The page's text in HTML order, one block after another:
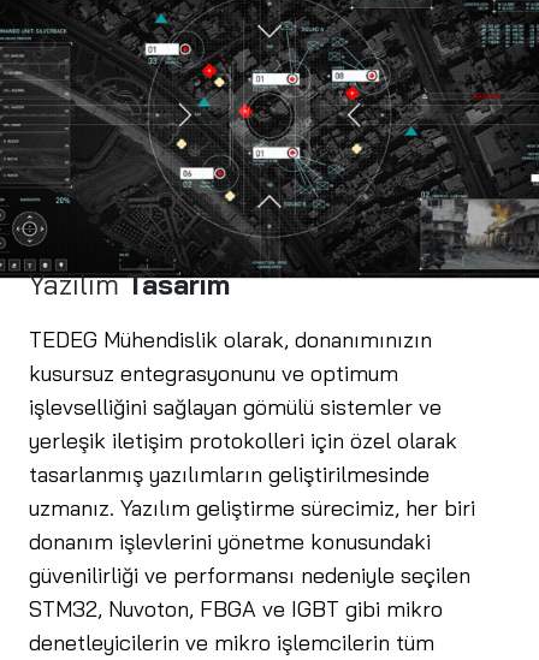
YazılımTasarım
TEDEG Mühendislik olarak, donanımınızın
kusursuz entegrasyonunu ve optimum
işlevselliğini sağlayan gömülü sistemler ve
yerleşik iletişim protokolleri için özel olarak
tasarlanmış yazılımların geliştirilmesinde
uzmanız. Yazılım geliştirme sürecimiz, her biri
donanım işlevlerini yönetme konusundaki
güvenilirliği ve performansı nedeniyle seçilen
STM32, Nuvoton, FBGA ve IGBT gibi mikro
denetleyicilerin ve mikro işlemcilerin tüm